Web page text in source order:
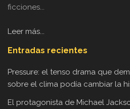
ficciones...
Leer más...
Entradas recientes
Pressure: el tenso drama que
sobre el clima podía cambiar la
El protagonista de Michael